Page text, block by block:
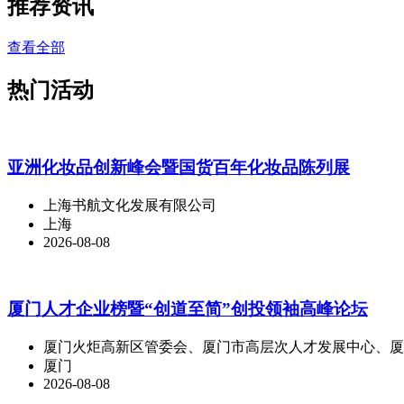
推荐资讯
查看全部
热门活动
亚洲化妆品创新峰会暨国货百年化妆品陈列展
上海书航文化发展有限公司
上海
2026-08-08
厦门人才企业榜暨“创道至简”创投领袖高峰论坛
厦门火炬高新区管委会、厦门市高层次人才发展中心、
厦门
2026-08-08